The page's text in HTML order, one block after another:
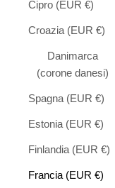
Cipro (EUR €)
Croazia (EUR €)
Danimarca
(corone danesi)
Spagna (EUR €)
Estonia (EUR €)
Finlandia (EUR €)
Francia (EUR €)